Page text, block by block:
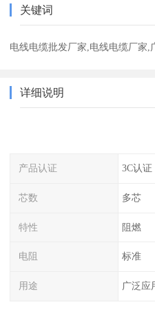
关键词
电线电缆批发厂家,电线电缆厂家,
详细说明
产品认证 3C认证
芯数 多芯
特性 阻燃
电阻 标准
用途 广泛应